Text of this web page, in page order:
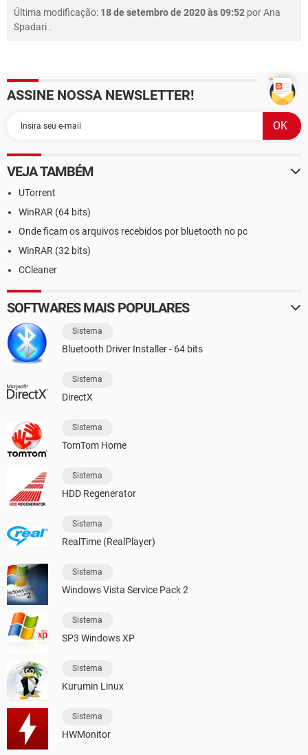
Última modificação: 18 de setembro de 2020 às 09:52 porAna
Spadari .
ASSINE NOSSA NEWSLETTER!
VEJA TAMBÉM
UTorrent
WinRAR (64 bits)
Onde ficam os arquivos recebidos por bluetooth no pc
WinRAR (32 bits)
CCleaner
SOFTWARES MAIS POPULARES
Sistema
Bluetooth Driver Installer - 64 bits
Sistema
DirectX
Sistema
TomTom Home
Sistema
HDD Regenerator
Sistema
RealTime (RealPlayer)
Sistema
Windows Vista Service Pack 2
Sistema
SP3 Windows XP
Sistema
Kurumin Linux
Sistema
HWMonitor